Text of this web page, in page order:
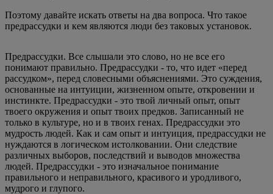
Поэтому давайте искать ответы на два вопроса. Что такое
предрассудки и кем являются люди без таковых установок.
Предрассудки. Все слышали это слово, но не все его
понимают правильно. Предрассудки - то, что идет «перед
рассудком», перед словесными объяснениями. Это суждения,
основанные на интуиции, жизненном опыте, откровении и
инстинкте. Предрассудки - это твой личный опыт, опыт
твоего окружения и опыт твоих предков. Записанный не
только в культуре, но и в твоих генах. Предрассудки это
мудрость людей. Как и сам опыт и интуиция, предрассудки не
нуждаются в логическом истолковании. Они следствие
различных выборов, последствий и выводов множества
людей. Предрассудки - это изначальное понимание
правильного и неправильного, красивого и уродливого,
мудрого и глупого.